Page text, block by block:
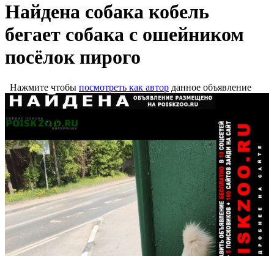
Найдена собака кобель
бегает собака с ошейником
посёлок пирого
Нажмите чтобы посмотреть как автор данное объявление